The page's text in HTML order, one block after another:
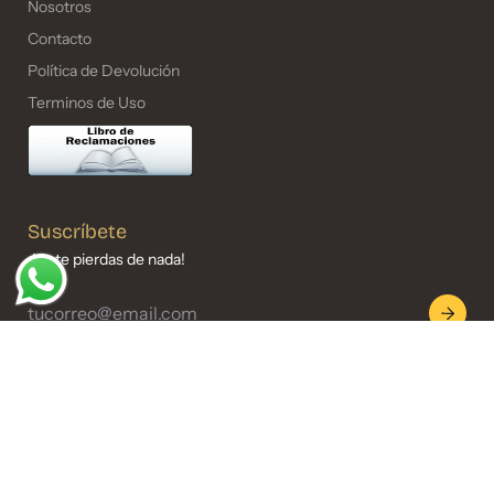
Nosotros
Contacto
Política de Devolución
Terminos de Uso
Suscríbete
¡No te pierdas de nada!